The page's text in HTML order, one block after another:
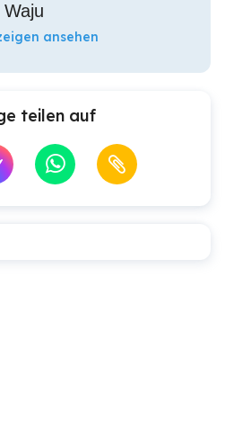
Waju
ansehen
teilen auf